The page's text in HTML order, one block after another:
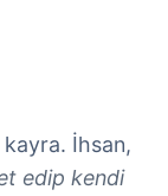
İhsan,
edip kendi